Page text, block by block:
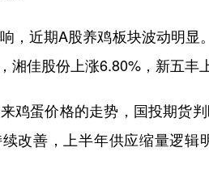
，近期A股养鸡板块波动明显
湘佳股份上涨6.80%，新五丰
鸡蛋价格的走势，国投期货
改善，上半年供应缩量逻辑